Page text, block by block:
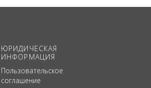
ЮРИДИЧЕСКАЯ
ИНФОРМАЦИЯ
Пользовательское
соглашение